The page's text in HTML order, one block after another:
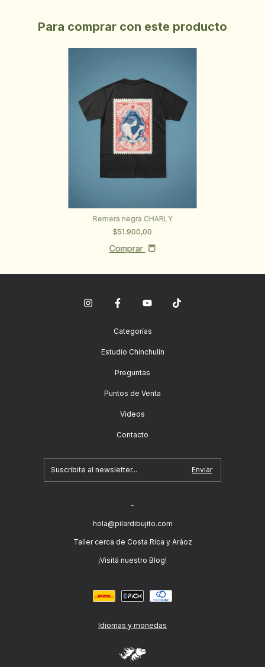
Para comprar con este producto
Remera negra CHARLY
$51.900,00
Comprar
Categorías
Estudio Chinchulín
Preguntas
Puntos de Venta
Videos
Contacto
-
hola@pilardibujito.com
Taller cerca de Costa Rica y Aráoz
¡Visitá nuestro Blog!
Idiomas y monedas